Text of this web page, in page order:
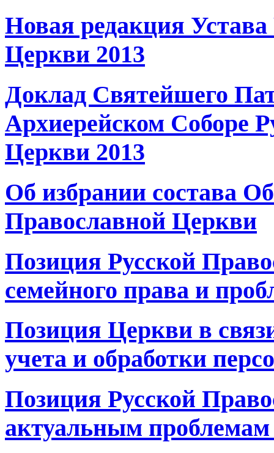
Новая редакция
Церкви 2013
Доклад Святейшего
Архиерейском Соборе
Церкви 2013
Об избрании состава
Православной Церкви
Позиция Русской
семейного права и
Позиция Церкви в
учета и обработки
Позиция Русской
актуальным проблемам